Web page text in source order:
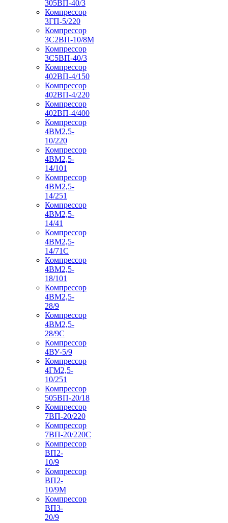
305ВП-40/3
Компрессор
3ГП-5/220
Компрессор
3С2ВП-10/8М
Компрессор
3С5ВП-40/3
Компрессор
402ВП-4/150
Компрессор
402ВП-4/220
Компрессор
402ВП-4/400
Компрессор
4ВМ2,5-
10/220
Компрессор
4ВМ2,5-
14/101
Компрессор
4ВМ2,5-
14/251
Компрессор
4ВМ2,5-
14/41
Компрессор
4ВМ2,5-
14/71C
Компрессор
4ВМ2,5-
18/101
Компрессор
4ВМ2,5-
28/9
Компрессор
4ВМ2,5-
28/9С
Компрессор
4ВУ-5/9
Компрессор
4ГМ2,5-
10/251
Компрессор
505ВП-20/18
Компрессор
7ВП-20/220
Компрессор
7ВП-20/220С
Компрессор
ВП2-
10/9
Компрессор
ВП2-
10/9М
Компрессор
ВП3-
20/9